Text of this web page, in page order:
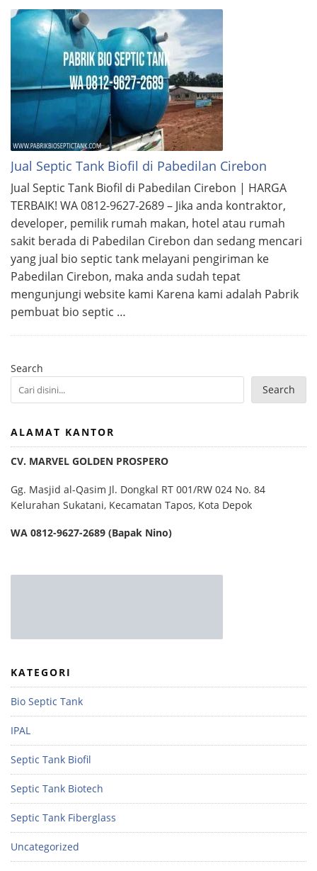
Jual Septic Tank Biofil di Pabedilan Cirebon
Jual Septic Tank Biofil di Pabedilan Cirebon | HARGA
TERBAIK! WA 0812-9627-2689 – Jika anda kontraktor,
developer, pemilik rumah makan, hotel atau rumah
sakit berada di Pabedilan Cirebon dan sedang mencari
yang jual bio septic tank melayani pengiriman ke
Pabedilan Cirebon, maka anda sudah tepat
mengunjungi website kami Karena kami adalah Pabrik
pembuat bio septic …
Search
Search
ALAMAT KANTOR
CV. MARVEL GOLDEN PROSPERO
Gg. Masjid al-Qasim Jl. Dongkal RT 001/RW 024 No. 84
Kelurahan Sukatani, Kecamatan Tapos, Kota Depok
WA 0812-9627-2689 (Bapak Nino)
KATEGORI
Bio Septic Tank
IPAL
Septic Tank Biofil
Septic Tank Biotech
Septic Tank Fiberglass
Uncategorized